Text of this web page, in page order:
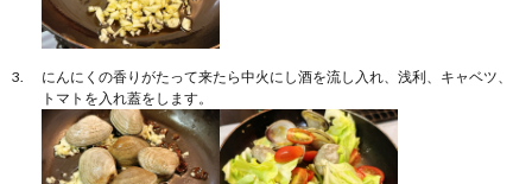
にんにくの香りがたって来たら中火にし酒を流し入れ、浅利、キャベツ、
トマトを入れ蓋をします。